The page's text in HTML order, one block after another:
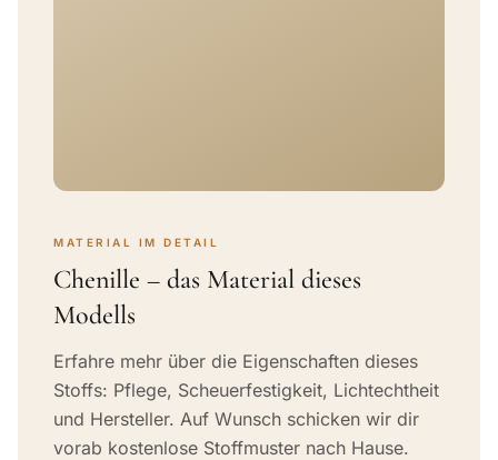
MATERIAL IM DETAIL
Chenille – das Material dieses
Modells
Erfahre mehr über die Eigenschaften dieses
Stoffs: Pflege, Scheuerfestigkeit, Lichtechtheit
und Hersteller. Auf Wunsch schicken wir dir
vorab kostenlose Stoffmuster nach Hause.